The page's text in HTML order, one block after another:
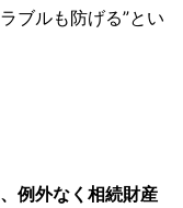
ブルも防げる”とい
例外なく相続財産